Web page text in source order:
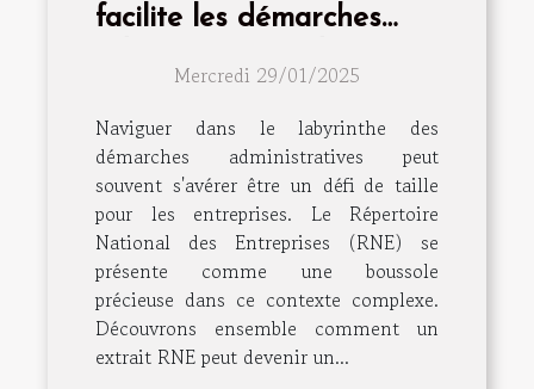
facilite les démarches
entreprisesMercredi 29/01/2025
Naviguer dans le labyrinthe des
démarches administratives peut
souvent s'avérer être un défi de taille
pour les entreprises. Le Répertoire
National des Entreprises (RNE) se
présente comme une boussole
précieuse dans ce contexte complexe.
Découvrons ensemble comment un
extrait RNE peut devenir un...